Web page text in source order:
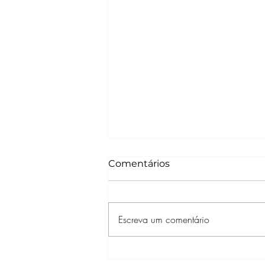
Comentários
Escreva um comentário